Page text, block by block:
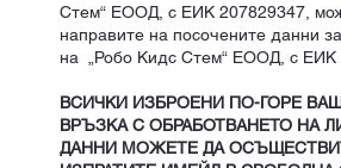
Стем“ ЕООД, с ЕИК 207829347,
направите на посочените данни
на „Робо Кидс Стем“ ЕООД, с ЕИК
ВСИЧКИ ИЗБРОЕНИ ПО-ГОРЕ
ВРЪЗКА С ОБРАБОТВАНЕТО НА
ДАННИ МОЖЕТЕ ДА